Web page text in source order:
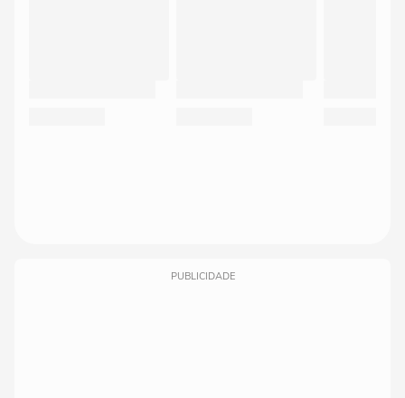
PUBLICIDADE